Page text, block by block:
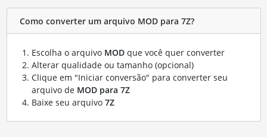
Como converter um arquivo MOD para 7Z?
Escolha o arquivo MODque você quer converter
Alterar qualidade ou tamanho (opcional)
Clique em "Iniciar conversão" para converter seu
arquivo de MOD para 7Z
Baixe seu arquivo 7Z